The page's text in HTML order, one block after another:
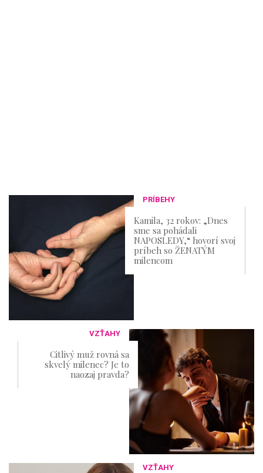
PRÍBEHY
Kamila, 32 rokov: „Dnes
sme sa pohádali
NAPOSLEDY,“ hovorí svoj
príbeh so ŽENATÝM
milencom​
VZŤAHY
Citlivý muž rovná sa
skvelý milenec? Je to
naozaj pravda?
VZŤAHY